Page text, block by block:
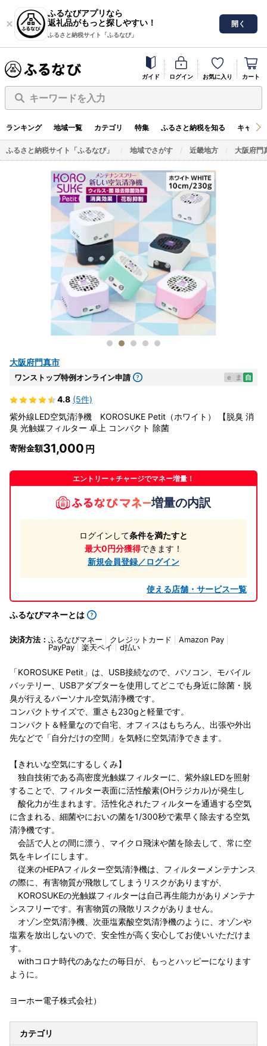
ふるなびアプリなら
返礼品がもっと探しやすい！
ふるさと納税サイト「ふるなび」
開く
ガイド ログイン お気に入り カート
キーワードを入力
ランキング 地域一覧 カテゴリ 特集 ふるさと納税を知る キャン
ふるさと納税サイト「ふるなび」 地域でさがす 近畿地方 大阪府門
大阪府門真市
ワンストップ特例オンライン申請 e ま 自
4.8 (5件)
紫外線LED空気清浄機 KOROSUKE Petit（ホワイト） 【脱臭 消
臭 光触媒フィルター 卓上 コンパクト 除菌
寄附金額31,000
エントリー＋チャージでマネー増量！
増量の内訳
ログインして条件を満たすと
最大0円分獲得できます！
新規会員登録／ログイン
使える店舗・サービス一覧
ふるなびマネーとは
決済方法： ふるなびマネー クレジットカード
Amazon Pay
PayPay
楽天ペイ d払い
「KOROSUKE Petit」は、USB接続なので、パソコン、モバイル
バッテリー、USBアダプターを使用してどこでも身近に除菌・脱
臭が行えるパーソナル空気清浄機です。
コンパクトサイズで、重さも230gと軽量です。
コンパクト＆軽量なので自宅、オフィスはもちろん、出張や外出
先などで「自分だけの空間」を気軽に空気清浄できます。
【きれいな空気にするしくみ】
独自技術である高密度光触媒フィルターに、紫外線LEDを照射
することで、フィルター表面に活性酸素(OHラジカル)が発生し
酸化力が生まれます。活性化されたフィルターを通過する空気
に含まれる、細菌やにおいの菌を1/300秒で素早く除去する空気
清浄機です。
会話で人との間に漂う、マイクロ飛沫や菌を除去して、常に空
気をキレイにします。
従来のHEPAフィルター空気清浄機は、フィルターメンテナンス
の際に、有害物質が飛散してしまうリスクがありますが、
KOROSUKEの光触媒フィルターは自己再生能力がありメンテナ
ンスフリーです。有害物質の飛散リスクがありません。
オゾン空気清浄機、次亜塩素酸空気清浄機のように、オゾンや
塩素を放出しないので、安全性が高く安心してお使いいただけま
す。
withコロナ時代のあなたの毎日が、もっとハッピーになります
ように。
ヨーホー電子株式会社）
カテゴリ